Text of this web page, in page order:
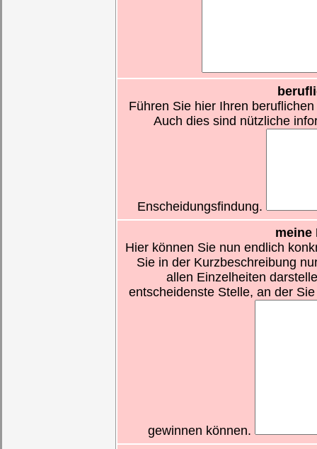
Führen Sie hier Ihren
Auch dies sind nützliche
Enscheidungsfindung.
meine
Hier können Sie nun endlich
Sie in der Kurzbeschreibung
allen Einzelheiten
entscheidenste Stelle, an der
gewinnen können.